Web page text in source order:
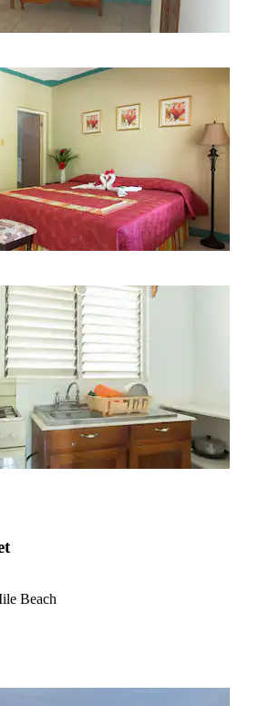
Beach